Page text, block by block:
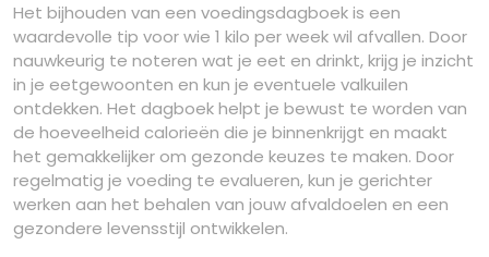
Het bijhouden van een voedingsdagboek is een
waardevolle tip voor wie 1 kilo per week wil afvallen. Door
nauwkeurig te noteren wat je eet en drinkt, krijg je inzicht
in je eetgewoonten en kun je eventuele valkuilen
ontdekken. Het dagboek helpt je bewust te worden van
de hoeveelheid calorieën die je binnenkrijgt en maakt
het gemakkelijker om gezonde keuzes te maken. Door
regelmatig je voeding te evalueren, kun je gerichter
werken aan het behalen van jouw afvaldoelen en een
gezondere levensstijl ontwikkelen.